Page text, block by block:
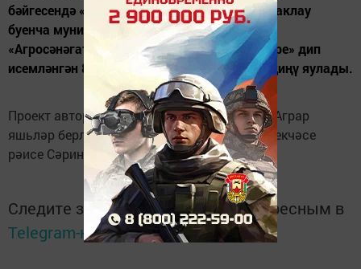
бәйгесендә «Форпост» җәмәгать тәртибен саклау
буенча муниципаль бюджет учреждениесе
«Агросәнәгать комплексының яшь шәхесләре» дип
исемләнгән 885 мең сумлык проект белән җиңү яулады.
Проект авторы - «Татарстан Республикасы Аграр
яшьләр берләшмәсе» нең Теләче җирле бүлекчәсе
рәисе Сәринә Йосыпова. Котлыйбыз!
Следите за самым важным и интересным в
Telegram-каналеТатмедиа